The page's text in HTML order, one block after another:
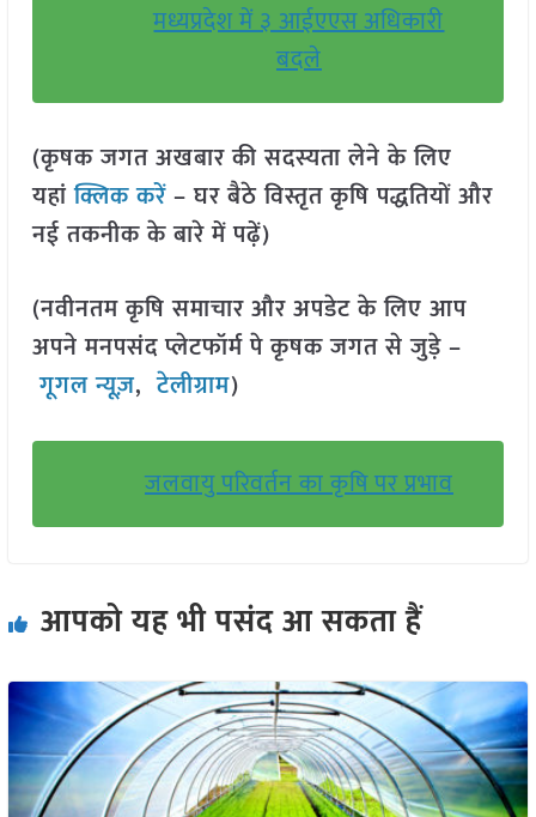
मध्यप्रदेश में ३ आईएएस अधिकारी
बदले
(कृषक जगत अखबार की सदस्यता लेने के लिए
यहांक्लिक करें– घर बैठे विस्तृत कृषि पद्धतियों और
नई तकनीक के बारे में पढ़ें)
(नवीनतम कृषि समाचार और अपडेट के लिए आप
अपने मनपसंद प्लेटफॉर्म पे कृषक जगत से जुड़े –
गूगल न्यूज़,टेलीग्राम)
जलवायु परिवर्तन का कृषि पर प्रभाव
आपको यह भी पसंद आ सकता हैं